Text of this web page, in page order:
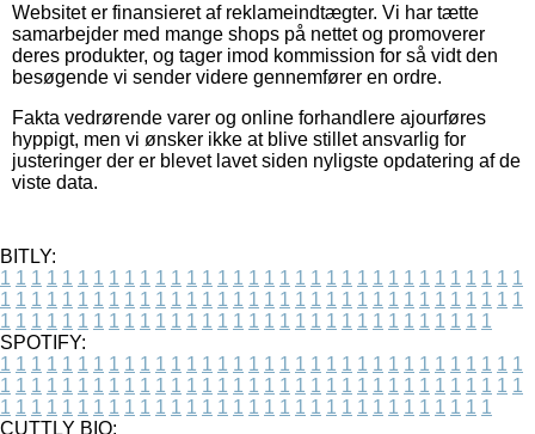
Websitet er finansieret af reklameindtægter. Vi har tætte
samarbejder med mange shops på nettet og promoverer
deres produkter, og tager imod kommission for så vidt den
besøgende vi sender videre gennemfører en ordre.
Fakta vedrørende varer og online forhandlere ajourføres
hyppigt, men vi ønsker ikke at blive stillet ansvarlig for
justeringer der er blevet lavet siden nyligste opdatering af de
viste data.
BITLY:
1 1 1 1 1 1 1 1 1 1 1 1 1 1 1 1 1 1 1 1 1 1 1 1 1 1 1 1 1 1 1 1 1 1
1 1 1 1 1 1 1 1 1 1 1 1 1 1 1 1 1 1 1 1 1 1 1 1 1 1 1 1 1 1 1 1 1 1
1 1 1 1 1 1 1 1 1 1 1 1 1 1 1 1 1 1 1 1 1 1 1 1 1 1 1 1 1 1 1 1
SPOTIFY:
1 1 1 1 1 1 1 1 1 1 1 1 1 1 1 1 1 1 1 1 1 1 1 1 1 1 1 1 1 1 1 1 1 1
1 1 1 1 1 1 1 1 1 1 1 1 1 1 1 1 1 1 1 1 1 1 1 1 1 1 1 1 1 1 1 1 1 1
1 1 1 1 1 1 1 1 1 1 1 1 1 1 1 1 1 1 1 1 1 1 1 1 1 1 1 1 1 1 1 1
CUTTLY BIO: